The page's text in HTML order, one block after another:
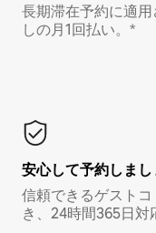
長期滞在予約に適
しの月1回払い。*
安心して予約しまし
信頼できるゲスト
き、24時間365日対